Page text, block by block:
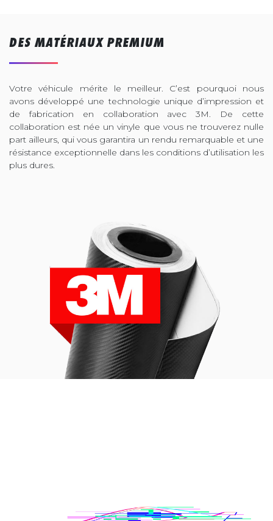
DES MATÉRIAUX PREMIUM
Votre véhicule mérite le meilleur. C’est pourquoi nous
avons développé une technologie unique d’impression et
de fabrication en collaboration avec 3M. De cette
collaboration est née un vinyle que vous ne trouverez nulle
part ailleurs, qui vous garantira un rendu remarquable et une
résistance exceptionnelle dans les conditions d’utilisation les
plus dures.